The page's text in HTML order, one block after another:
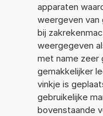
apparaten
weergeven van
bij
weergegeven
met name zeer
gemakkelijker
vinkje is
gebruikelijke
bovenstaande